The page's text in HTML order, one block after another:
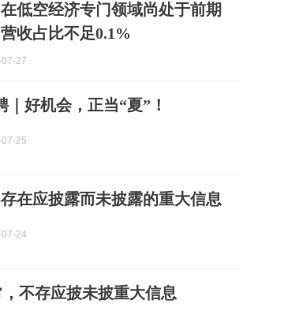
低空经济专门领域尚处于前期
收占比不足0.1%
27
｜好机会，正当“夏”！
25
在应披露而未披露的重大信息
24
不存应披未披重大信息